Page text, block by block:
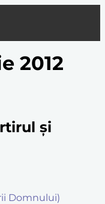
2012
şi
Domnului)